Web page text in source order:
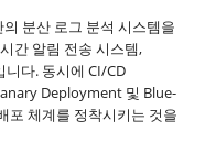
분산 로그 분석 시스템을
간 알림 전송 시스템,
다. 동시에 CI/CD
Deployment 및 Blue-
포 체계를 정착시키는 것을